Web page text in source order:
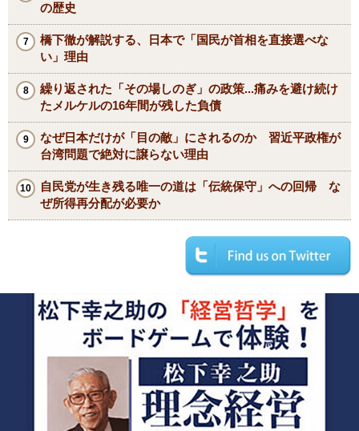
の歴史
橋下徹が解説する、日本で「国民が首相を直接選べな
い」理由
繰り返された「その場しのぎ」の政策...痛みを避け続け
たメルケルの16年間が残した負債
なぜ日本だけが「目の敵」にされるのか 習近平政権が
台湾問題で絶対に譲らない理由
自民党が生き残る唯一の道は「伝統保守」への回帰 な
ぜ所得再分配が必要か